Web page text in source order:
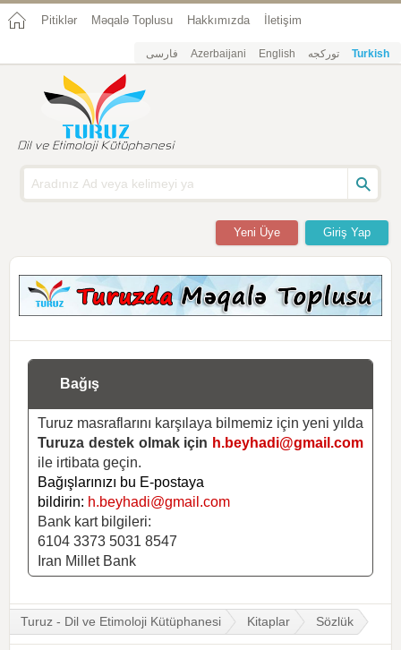
Pitiklər Məqalə Toplusu Hakkımızda İletişim
فارسی Azerbaijani English تورکجه Turkish
Giriş Yap
Yeni Üye
Bağış
Turuz masraflarını karşılaya bilmemiz için yeni yılda
Turuza destek olmak için h.beyhadi@gmail.com
ile irtibata geçin.
Bağışlarınızı bu E-postaya
bildirin: h.beyhadi@gmail.com
Bank kart bilgileri:
6104 3373 5031 8547
Iran Millet Bank
Turuz - Dil ve Etimoloji Kütüphanesi Kitaplar Sözlük